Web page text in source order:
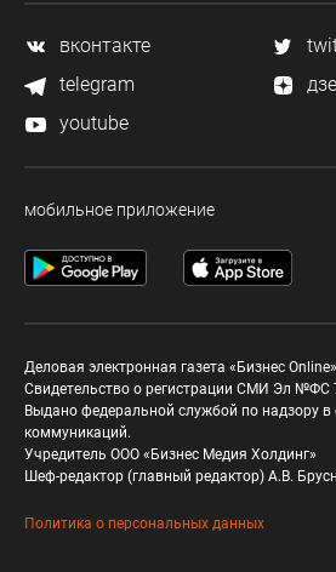
вконтакте
telegram
youtube
мобильное приложение
Деловая электронная газета «Бизнес
Свидетельство о регистрации СМИ Эл №ФС
Выдано федеральной службой по надзору
коммуникаций.
Учредитель ООО «Бизнес Медия Холдинг»
Шеф-редактор (главный редактор) А.В.
Политика о персональных данных